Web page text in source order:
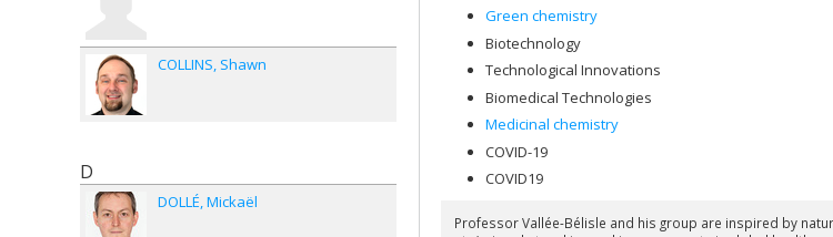
Green chemistry
Biotechnology
Technological Innovations
Biomedical Technologies
Medicinal chemistry
COVID-19
COVID19
Professor Vallée-Bélisle and his group are inspired by
COLLINS Shawn
D
DOLLÉ Mickaël